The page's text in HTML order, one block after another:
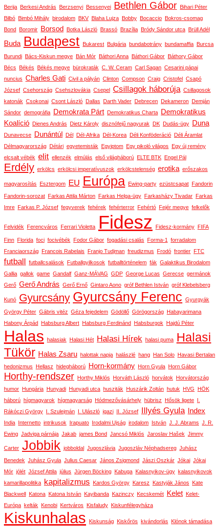
Berija Berkesi András Berzsenyi Bessenyei Bethlen Gábor Bihari Péter
Bilbó Bimbó Mihály birodalom BKV Blaha Lujza Bobby Bocaccio Bokros-csomag
Bond Boromir Borsod Botka László Brassó Brazília Bródy Sándor utca Brüll Adél
Buda Budapest Bukarest Bulgária bundabotrány bundamaffia Burcsa
Burundi Bács-Kiskun megye Bán Mór Báthori Anna Báthori Gábor Báthory Gábor
Bécs Békés Békés megye bürokraták C. W. Ceram Carl Sagan Cesarini pápai
nuncius Charles Gati Civil a pályán Clinton Compson Craig Cristofel Csapó
József Csehország Csehszlovákia Csepel Csillagok háborúja Csillagosok
katonák Csokonai Csont László Dallas Darth Vader Debrecen Dekameron Demján
Sándor demográfia Demokrata Párt Demokratikus Charta
Demokratikus
Koalíció Dienes András Dietz Károly disznófejű nagyurak DK Dudás-ügy Duna
Dunavecse Dunántúl Dél Dél-Afrika Dél-Korea Déli Konföderáció Déli Áramlat
Délmagyarország Détári egyetemisták Egyiptom Egy pikoló világos Egy új remény
elcsalt vébék elit ellenzék elmúlás első világháború ELTE BTK Engel Pál
Erdély erkölcs erkölcsi imperatívuszok erkölcstelenség erotika erőszakos
magyarosítás Esztergom EU Európa Ewing-party ezüstcsapat Fandorin
Fandorin-sorozat Farkas Attila Márton Farkas Helga-ügy Farkasházy Tivadar Farkas
Imre Farkas P. József fegyverek fehérek fehérterror Fehértó Fejér megye felkelők
Felvidék Ferencváros Ferrari Violetta Fidesz Fidesz-kormány FIFA
Finn Florida foci focivébék Fodor Gábor fogadási csalás Forma-1
forradalom
Franciaország Francois Rabelais Franjo Tudjman freudizmus Frodó frontier FTC
futball futballcsalások Futballgyilkosok futballtörténelem fák Galaktikus Birodalom
Gallia gallok game Gandalf Ganz-MÁVAG GDP George Lucas Gerecse germánok
Gerő Gerő András Gerő Ernő Gintaro Aono gróf Bethlen István gróf Klebelsberg
Kunó Gyurcsány Gyurcsány Ferenc Gyurgyák
György Péter Gábris vitéz Géza fejedelem Gödöllő Görögország Habayarimana
Habony Árpád Habsburg Albert Habsburg Ferdinánd Habsburgok Hajdú Péter
Halas halasiak Halasi Hét Halasi Hírek halasi puma
Halasi
Tükör Halas Zsaru halottak napja halászlé hang Han Solo Havasi Bertalan
hedonizmus Hellasz hidegháború Horn-kormány Horn Gyula Horn Gábor
Horthy-rendszer Horthy Miklós Horváth László horvátok Horvátország
humor Hungária Hunyadi Hunyadi utca husziták Huszárik Zoltán hutuk HVG HÖK
háború hígmagyarok hígmagyarság Hódmezővásárhely hübrisz Hősök ligete I.
Rákóczi György I. Szulejmán I. Ulászló igazi II. József Illyés Gyula Index
India Internetto intrikusok Irapuato Irodalmi Ujság irodalom István J. J. Abrams J. R.
Ewing Jadviga párnája Jakab james Bond Jancsó Miklós Jaroslav Hašek Jimmy
Carter Jobbik jobboldal Jugoszlávia Jugoszláv Néphadsereg Juhász
Benedek Juhász Gyula Julius Caesar János Zsigmond Jászi Oszkár Jókai Jókai
Mór jólét József Attila július Jürgen Böcking Kabuga Kalasnyikov-ügy kalasnyikovok
kamarillapolitika kapitalizmus Kardos György Karesz Kastyják János Kate
Blackwell Katona Katona István Kayibanda Kazinczy Kecskemét Kelet Kelet-
Európa kelták Kenobi Kertváros Kisfaludy Kiskunfélegyháza
Kiskunhalas Kiskunság Kiskőrös kivándorlás Klónok támadása